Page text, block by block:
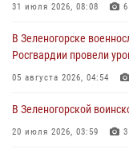
04 августа 2026, 06:50
Военнослужащие
познакомили
03 августа 2026, 13:12
31 июля 2026, 08:08 6
В Зеленогорске
Росгвардии провели
05 августа 2026, 04:54
В Зеленогорской
20 июля 2026, 03:59 3